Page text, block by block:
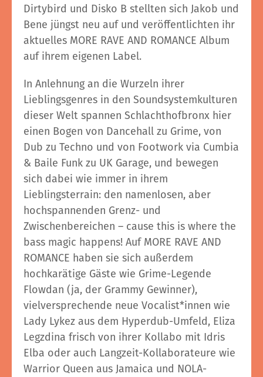
Dirtybird und Disko B stellten sich Jakob und
Bene jüngst neu auf und veröffentlichten ihr
aktuelles MORE RAVE AND ROMANCE Album
auf ihrem eigenen Label.
In Anlehnung an die Wurzeln ihrer
Lieblingsgenres in den Soundsystemkulturen
dieser Welt spannen Schlachthofbronx hier
einen Bogen von Dancehall zu Grime, von
Dub zu Techno und von Footwork via Cumbia
& Baile Funk zu UK Garage, und bewegen
sich dabei wie immer in ihrem
Lieblingsterrain: den namenlosen, aber
hochspannenden Grenz- und
Zwischenbereichen – cause this is where the
bass magic happens! Auf MORE RAVE AND
ROMANCE haben sie sich außerdem
hochkarätige Gäste wie Grime-Legende
Flowdan (ja, der Grammy Gewinner),
vielversprechende neue Vocalist*innen wie
Lady Lykez aus dem Hyperdub-Umfeld, Eliza
Legzdina frisch von ihrer Kollabo mit Idris
Elba oder auch Langzeit-Kollaborateure wie
Warrior Queen aus Jamaica und NOLA-